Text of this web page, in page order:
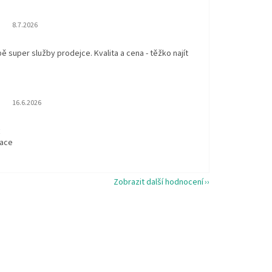
Hodnocení obchodu je 5 z 5 hvězdiček.
8.7.2026
super služby prodejce. Kvalita a cena - těžko najít
Hodnocení obchodu je 5 z 5 hvězdiček.
16.6.2026
Zobrazit další hodnocení